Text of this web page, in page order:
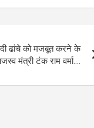
ढांचे को मजबूत करने के
मंत्री टंक राम वर्मा….